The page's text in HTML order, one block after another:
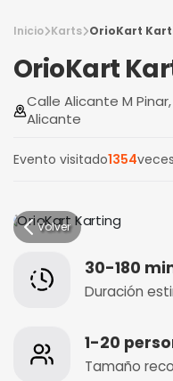
Inicio Karts OrioKart
OrioKart
Calle Alicante M
Alicante
Evento visitado1354veces
Volver
30-180
Duración
1-20
Tamaño